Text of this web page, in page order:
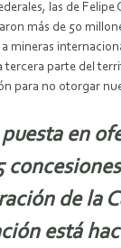
las de Felipe
más de 50
mineras
tercera parte del
para no otorgar
en
de la
está